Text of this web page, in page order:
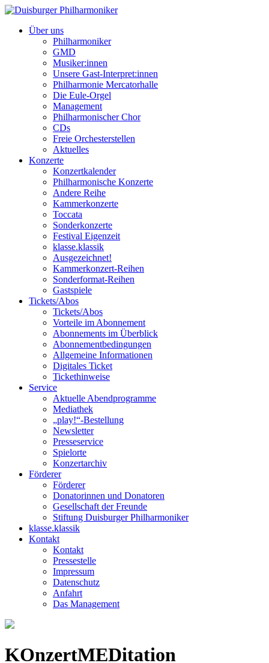
Über uns
Philharmoniker
GMD
Musiker:innen
Unsere Gast-Interpret:innen
Philharmonie Mercatorhalle
Die Eule-Orgel
Management
Philharmonischer Chor
CDs
Freie Orchesterstellen
Aktuelles
Konzerte
Konzertkalender
Philharmonische Konzerte
Andere Reihe
Kammerkonzerte
Toccata
Sonderkonzerte
Festival Eigenzeit
klasse.klassik
Ausgezeichnet!
Kammerkonzert-Reihen
Sonderformat-Reihen
Gastspiele
Tickets/Abos
Tickets/Abos
Vorteile im Abonnement
Abonnements im Überblick
Abonnement­bedingungen
Allgemeine Informationen
Digitales Ticket
Ticket­hinweise
Service
Aktuelle Abendprogramme
Mediathek
„play!“-Bestellung
Newsletter
Presseservice
Spielorte
Konzertarchiv
Förderer
Förderer
Donatorinnen und Donatoren
Gesellschaft der Freunde
Stiftung Duisburger Philharmoniker
klasse.klassik
Kontakt
Kontakt
Pressestelle
Impressum
Datenschutz
Anfahrt
Das Management
KOnzertMEDitation